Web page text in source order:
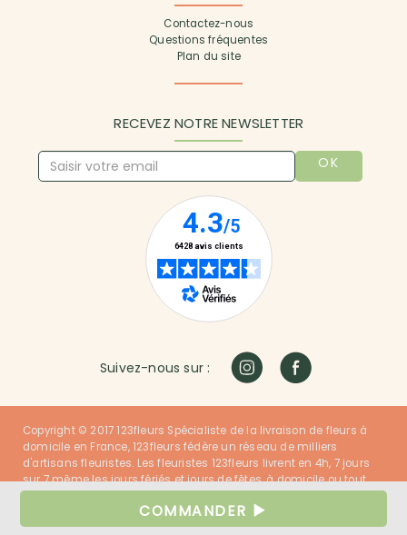
COMMANDER
Contactez-nous
Questions fréquentes
Plan du site
RECEVEZ NOTRE NEWSLETTER
OK
Suivez-nous sur :
Copyright © 2017 123fleurs Spécialiste de la livraison de fleurs à
domicile en France, 123fleurs fédère un réseau de milliers
d'artisans fleuristes. Les fleuristes 123fleurs livrent en 4h, 7 jours
sur 7 même les jours fériés et jours de fêtes, à domicile ou tout
nos clients sont satisfaits !